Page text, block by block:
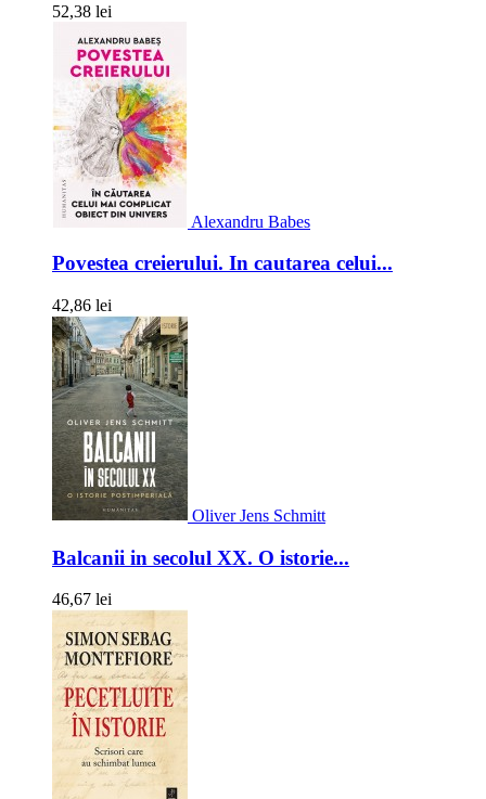
52,38 lei
Alexandru Babes
Povestea creierului. In cautarea celui...
42,86 lei
Oliver Jens Schmitt
Balcanii in secolul XX. O istorie...
46,67 lei